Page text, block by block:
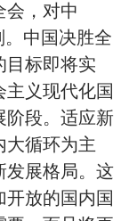
会，对中
。中国决胜全
目标即将实
义现代化国
阶段。适应新
大循环为主
发展格局。这
放的国内国